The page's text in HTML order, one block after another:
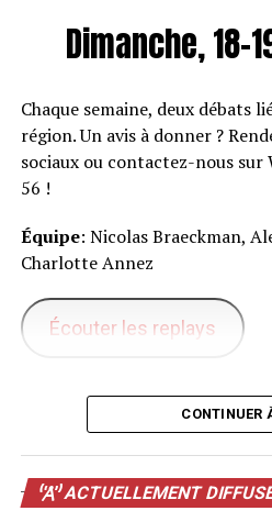
Dimanche, 18-
Chaque semaine, deux débats
région. Un avis à donner ?
sociaux ou contactez-nous sur
56 !
Équipe: Nicolas Braeckman,
Charlotte Annez
Écouter les replays
CONTINUER
ACTUELLEMENT